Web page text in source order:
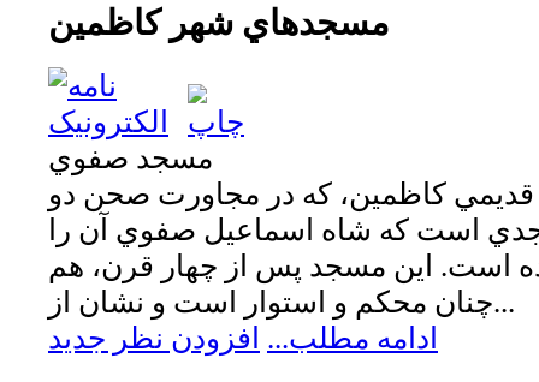
مسجدهاي شهر كاظمين
مسجد صفوي
كاظمين، كه در مجاورت صحن دو
است كه شاه اسماعيل صفوي آن را
نهاده است. اين مسجد پس از چهار قرن، هم
چنان محكم و استوار است و نشان از...
ادامه مطلب... افزودن نظر جدید